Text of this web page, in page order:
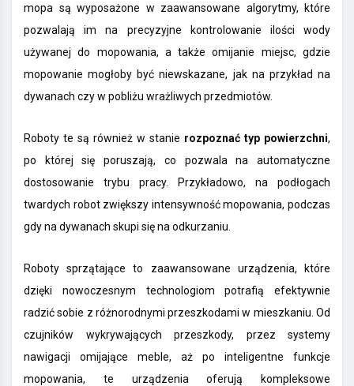
mopa są wyposażone w zaawansowane algorytmy, które
pozwalają im na precyzyjne kontrolowanie ilości wody
używanej do mopowania, a także omijanie miejsc, gdzie
mopowanie mogłoby być niewskazane, jak na przykład na
dywanach czy w pobliżu wrażliwych przedmiotów.
Roboty te są również w stanie rozpoznać typ powierzchni,
po której się poruszają, co pozwala na automatyczne
dostosowanie trybu pracy. Przykładowo, na podłogach
twardych robot zwiększy intensywność mopowania, podczas
gdy na dywanach skupi się na odkurzaniu.
Roboty sprzątające to zaawansowane urządzenia, które
dzięki nowoczesnym technologiom potrafią efektywnie
radzić sobie z różnorodnymi przeszkodami w mieszkaniu. Od
czujników wykrywających przeszkody, przez systemy
nawigacji omijające meble, aż po inteligentne funkcje
mopowania, te urządzenia oferują kompleksowe